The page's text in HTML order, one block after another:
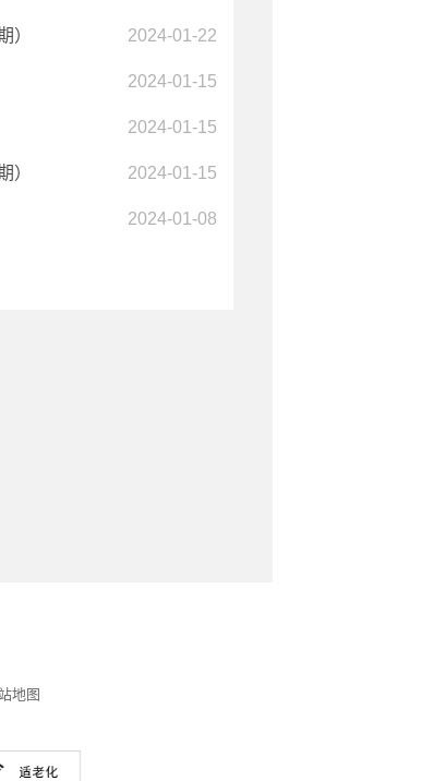
） 2024-01-22
2024-01-15
2024-01-15
） 2024-01-15
2024-01-08
地图